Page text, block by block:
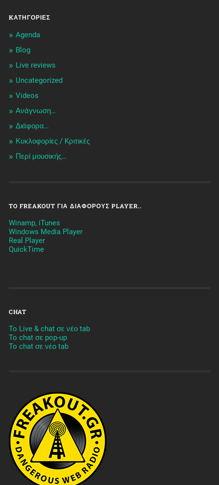
KΑΤΗΓΟΡΊΕΣ
Agenda
Blog
Live reviews
Uncategorized
Videos
Ανάγνωση…
Διάφορα…
Κυκλοφορίες / Kριτικές
Περί μουσικής…
TO FREAKOUT ΓΙΑ ΔΙΆΦΟΡΟΥΣ PLAYER..
Winamp, iTunes
Windows Media Player
Real Player
QuickTime
CHAT
To Live & chat σε νέο tab
To chat σε pop-up
To chat σε νέο tab